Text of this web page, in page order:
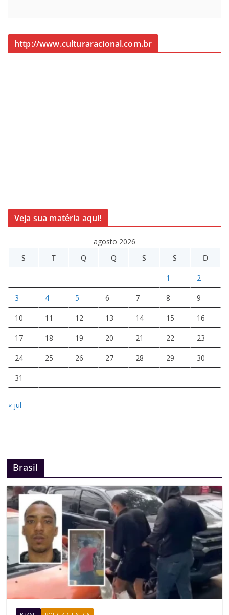
http://www.culturaracional.com.br
Veja sua matéria aqui!
agosto 2026
S
T Q Q S S D
1 2
3 4 5 6 7 8 9
10 11 12 13 14 15 16
17 18 19 20 21 22 23
24 25 26 27 28 29 30
31
« jul
Brasil